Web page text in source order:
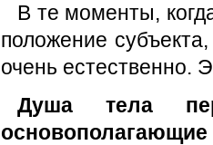
В те моменты,
положение
очень естественно.
Душа тела